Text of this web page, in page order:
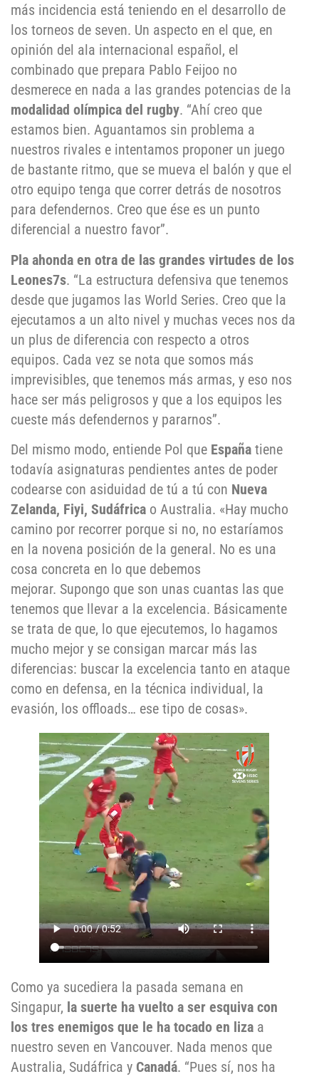
más incidencia está teniendo en el desarrollo de
los torneos de seven. Un aspecto en el que, en
opinión del ala internacional español, el
combinado que prepara Pablo Feijoo no
desmerece en nada a las grandes potencias de la
modalidad olímpica del rugby. “Ahí creo que
estamos bien. Aguantamos sin problema a
nuestros rivales e intentamos proponer un juego
de bastante ritmo, que se mueva el balón y que el
otro equipo tenga que correr detrás de nosotros
para defendernos. Creo que ése es un punto
diferencial a nuestro favor”.
Pla ahonda en otra de las grandes virtudes de los
Leones7s. “La estructura defensiva que tenemos
desde que jugamos las World Series. Creo que la
ejecutamos a un alto nivel y muchas veces nos da
un plus de diferencia con respecto a otros
equipos. Cada vez se nota que somos más
imprevisibles, que tenemos más armas, y eso nos
hace ser más peligrosos y que a los equipos les
cueste más defendernos y pararnos”.
Del mismo modo, entiende Pol que España tiene
todavía asignaturas pendientes antes de poder
codearse con asiduidad de tú a tú con Nueva
Zelanda, Fiyi, Sudáfrica o Australia. «Hay mucho
camino por recorrer porque si no, no estaríamos
en la novena posición de la general. No es una
cosa concreta en lo que debemos
mejorar. Supongo que son unas cuantas las que
tenemos que llevar a la excelencia. Básicamente
se trata de que, lo que ejecutemos, lo hagamos
mucho mejor y se consigan marcar más las
diferencias: buscar la excelencia tanto en ataque
como en defensa, en la técnica individual, la
evasión, los offloads… ese tipo de cosas».
Como ya sucediera la pasada semana en
Singapur, la suerte ha vuelto a ser esquiva con
los tres enemigos que le ha tocado en liza a
nuestro seven en Vancouver. Nada menos que
Australia, Sudáfrica y Canadá. “Pues sí, nos ha